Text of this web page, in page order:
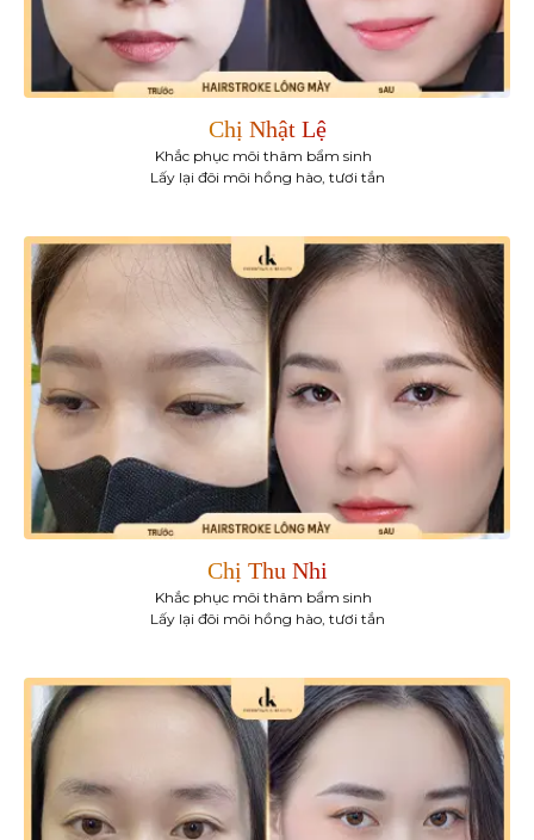
Chị Nhật Lệ
Khắc phục môi thâm bẩm sinh
Lấy lại đôi môi hồng hào, tươi tắn
Chị Thu Nhi
Khắc phục môi thâm bẩm sinh
Lấy lại đôi môi hồng hào, tươi tắn